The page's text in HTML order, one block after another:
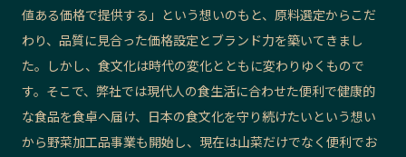
値ある価格で提供する」という想いのもと、原料選定からこだ
わり、品質に見合った価格設定とブランド力を築いてきまし
た。しかし、食文化は時代の変化とともに変わりゆくもので
す。そこで、弊社では現代人の食生活に合わせた便利で健康的
な食品を食卓へ届け、日本の食文化を守り続けたいという想い
から野菜加工品事業も開始し、現在は山菜だけでなく便利でお